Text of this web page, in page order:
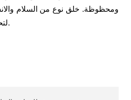
ومحظوظة. خلق نوع من السلام
لتحقيق الاندماج مع الطبيعة.